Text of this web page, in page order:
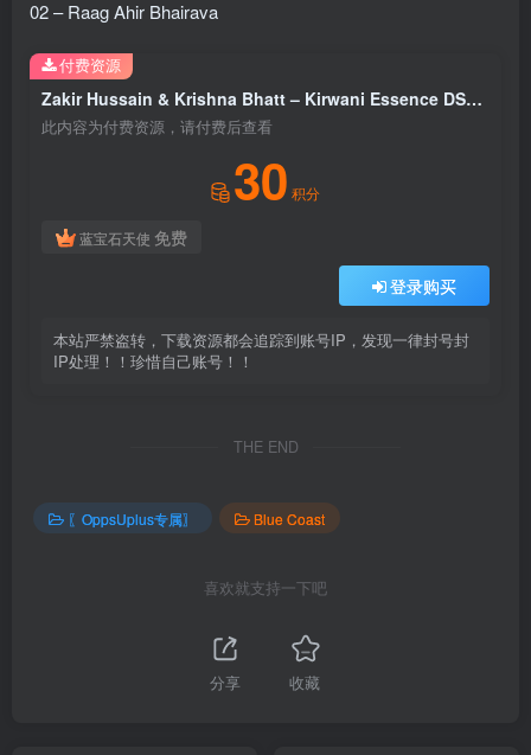
02 – Raag Ahir Bhairava
Zakir Hussain & Krishna Bhatt – Kirwani Essence DSD128
此内容为付费资源，请付费后查看
30 积分
蓝宝石天使 免费
登录购买
本站严禁盗转，下载资源都会追踪到账号IP，发现一律封号封
IP处理！！珍惜自己账号！！
付费资源
THE END
〖OppsUplus专属〗 Blue Coast
喜欢就支持一下吧
分享 收藏